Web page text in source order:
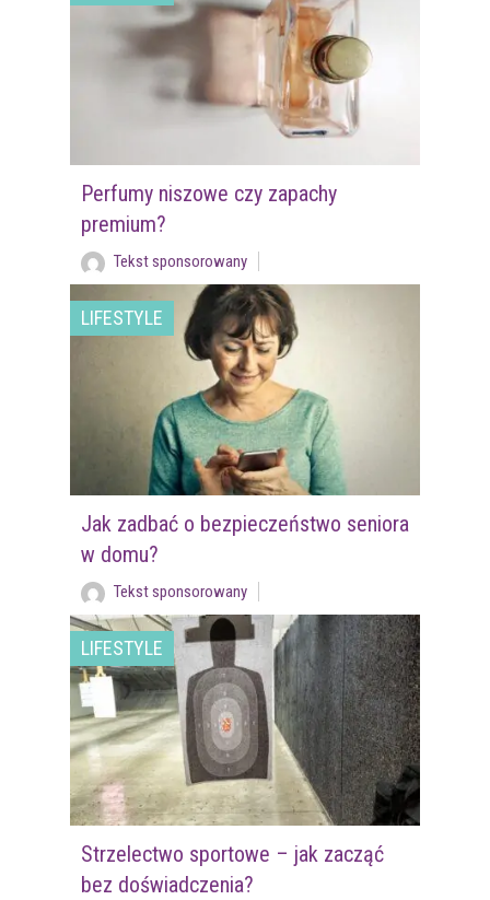
Perfumy niszowe czy zapachy
premium?
Tekst sponsorowany
LIFESTYLE
Jak zadbać o bezpieczeństwo seniora
w domu?
Tekst sponsorowany
LIFESTYLE
Strzelectwo sportowe – jak zacząć
bez doświadczenia?